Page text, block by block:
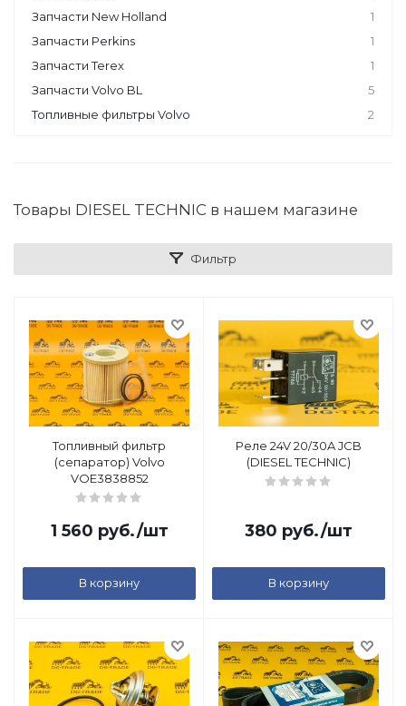
Запчасти New Holland
1
Запчасти Perkins
1
Запчасти Terex
1
Запчасти Volvo BL
5
Топливные фильтры Volvo
2
Товары DIESEL TECHNIC в нашем магазине
Фильтр
Топливный фильтр
(сепаратор) Volvo
VOE3838852
1 560 руб./шт
В корзину
Реле 24V 20/30A JCB
(DIESEL TECHNIC)
380 руб./шт
В корзину